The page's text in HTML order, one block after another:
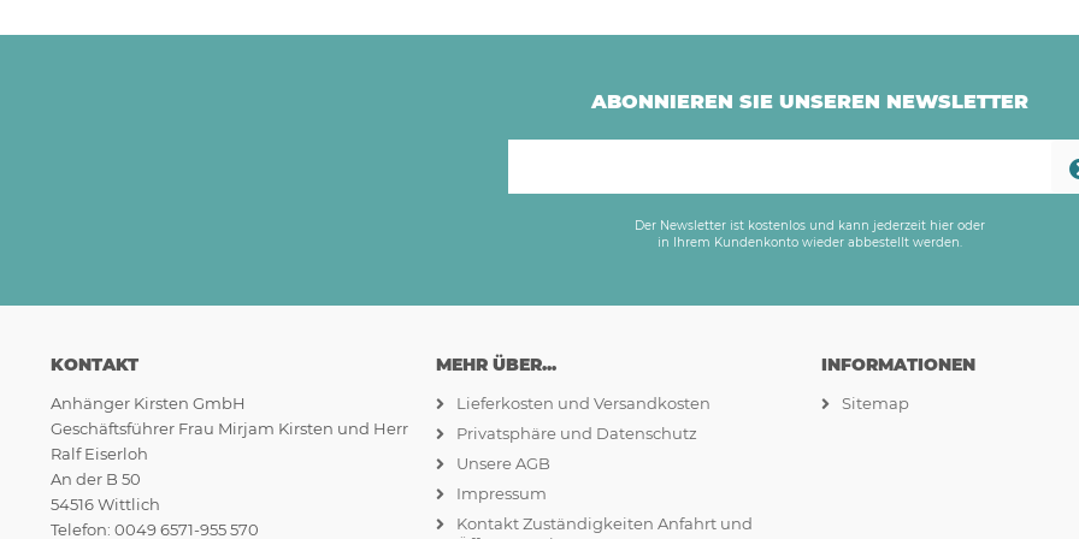
ABONNIEREN SIE UNSEREN NEWSLETTER
Der Newsletter ist kostenlos und kann jederzeit hier oder
in Ihrem Kundenkonto wieder abbestellt werden.
KONTAKT
Anhänger Kirsten GmbH
Geschäftsführer Frau Mirjam Kirsten und Herr
Ralf Eiserloh
An der B 50
54516 Wittlich
Telefon: 0049 6571-955 570
MEHR ÜBER...
Lieferkosten und Versandkosten
Privatsphäre und Datenschutz
Unsere AGB
Impressum
Kontakt Zuständigkeiten Anfahrt und
INFORMATIONEN
Sitemap